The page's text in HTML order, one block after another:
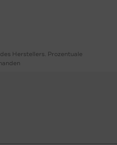
Herstellers. Prozentuale